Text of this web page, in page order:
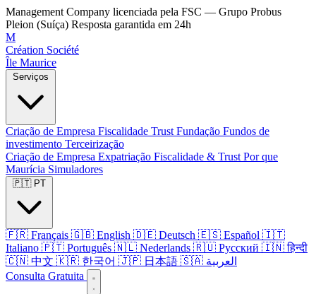
Management Company licenciada pela FSC — Grupo Probus
Pleion (Suíça) Resposta garantida em 24h
M
Création Société
Île Maurice
Criação de Empresa Fiscalidade Trust Fundação Fundos de
investimento Terceirização
Criação de Empresa Expatriação Fiscalidade & Trust Por que
Maurícia Simuladores
🇫🇷 Français 🇬🇧 English 🇩🇪 Deutsch 🇪🇸 Español 🇮🇹
Italiano 🇵🇹 Português 🇳🇱 Nederlands 🇷🇺 Русский 🇮🇳 हिन्दी
🇨🇳 中文 🇰🇷 한국어 🇯🇵 日本語
🇸🇦 العربية
Consulta Gratuita